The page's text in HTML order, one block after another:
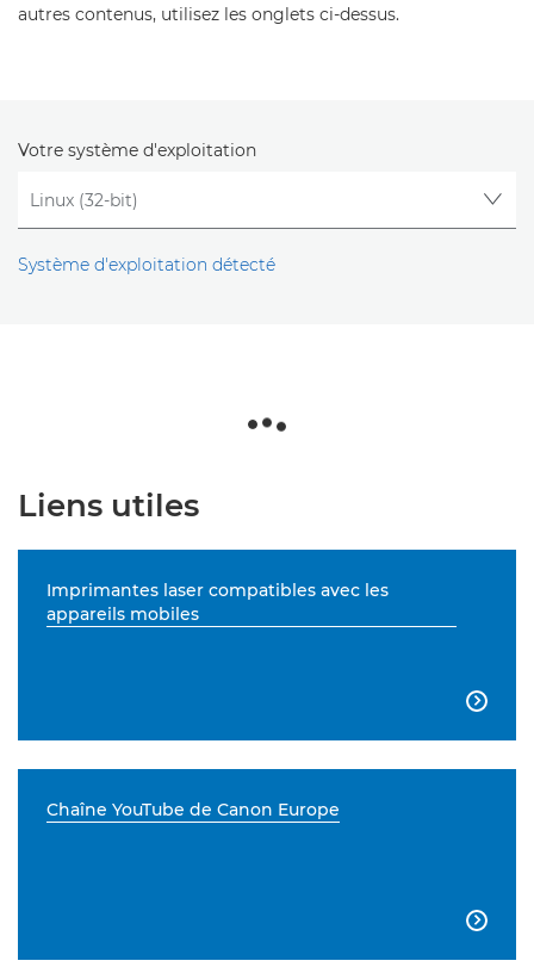
autres contenus, utilisez les onglets ci-dessus.
Votre système d'exploitation
Système d'exploitation détecté
Liens utiles
Imprimantes laser compatibles avec les
appareils mobiles

Chaîne YouTube de Canon Europe
